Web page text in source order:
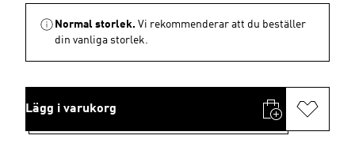
Normal storlek. Vi rekommenderar att du beställer
din vanliga storlek.
Lägg i varukorg